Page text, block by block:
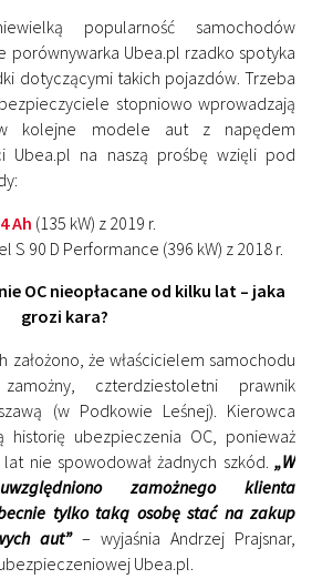
popularność samochodów
porównywarka Ubea.pl rzadko spotyka
dotyczącymi takich pojazdów. Trzeba
stopniowo wprowadzają
kolejne modele aut z napędem
Ubea.pl na naszą prośbę wzięli pod
Ah (135 kW) z 2019 r.
S 90 D Performance (396 kW) z 2018 r.
OC nieopłacane od kilku lat – jaka
grozi kara?
założono, że właścicielem samochodu
czterdziestoletni prawnik
(w Podkowie Leśnej). Kierowca
historię ubezpieczenia OC, ponieważ
nie spowodował żadnych szkód. „W
zamożnego klienta
tylko taką osobę stać na zakup
aut”– wyjaśnia Andrzej Prajsnar,
Ubea.pl.